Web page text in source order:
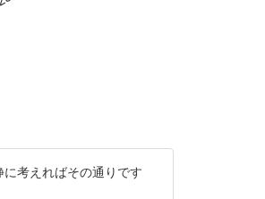
考えればその通りです